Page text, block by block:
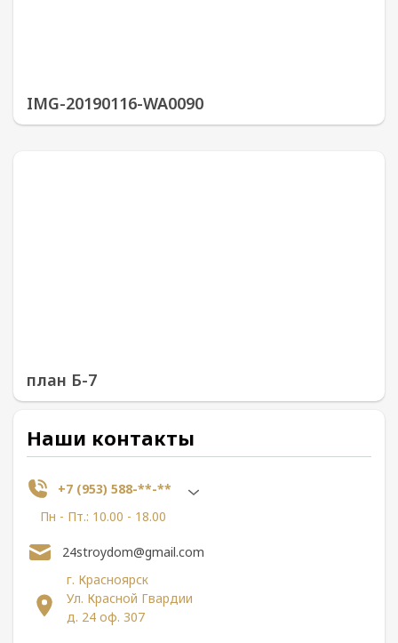
IMG-20190116-WA0090
план Б-7
Наши контакты
+7 (953) 588-**-**
Пн - Пт.: 10.00 - 18.00
г. Красноярск
Ул. Красной Гвардии
д. 24 оф. 307
24stroydom@gmail.com